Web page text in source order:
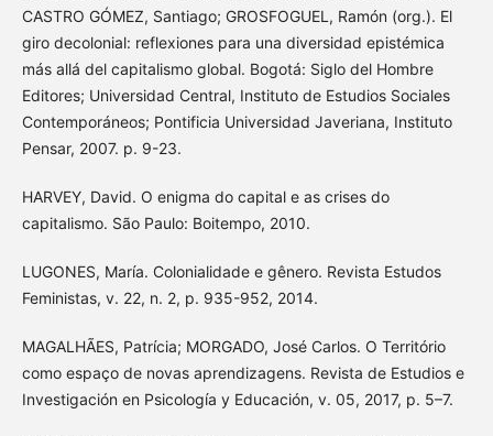
CASTRO GÓMEZ, Santiago; GROSFOGUEL, Ramón (org.). El
giro decolonial: reflexiones para una diversidad epistémica
más allá del capitalismo global. Bogotá: Siglo del Hombre
Editores; Universidad Central, Instituto de Estudios Sociales
Contemporáneos; Pontificia Universidad Javeriana, Instituto
Pensar, 2007. p. 9-23.
HARVEY, David. O enigma do capital e as crises do
capitalismo. São Paulo: Boitempo, 2010.
LUGONES, María. Colonialidade e gênero. Revista Estudos
Feministas, v. 22, n. 2, p. 935-952, 2014.
MAGALHÃES, Patrícia; MORGADO, José Carlos. O Território
como espaço de novas aprendizagens. Revista de Estudios e
Investigación en Psicología y Educación, v. 05, 2017, p. 5–7.